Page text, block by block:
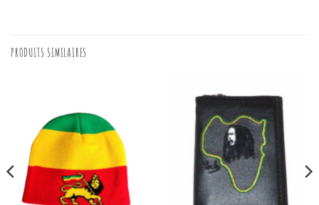
PRODUITS SIMILAIRES